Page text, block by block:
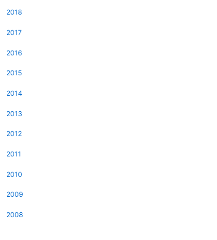
2018
2017
2016
2015
2014
2013
2012
2011
2010
2009
2008